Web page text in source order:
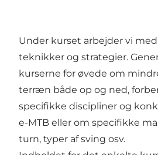
Under kurset arbejder vi
teknikker og strategier.
kurserne for øvede om
terræn både op og ned,
specifikke discipliner og
e-MTB eller om specifikke
turn, typer af sving osv.